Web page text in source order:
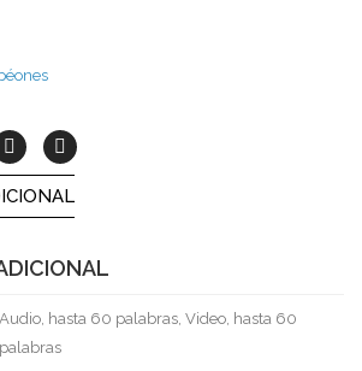
Audio, hasta 60 palabras, Video, hasta 60
palabras